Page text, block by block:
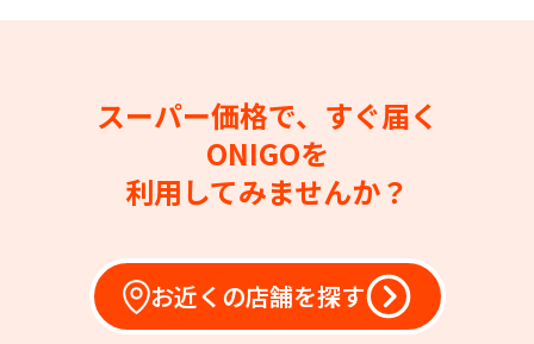
スーパー価格で、すぐ届く
ONIGOを
利用してみませんか？
お近くの店舗を探す